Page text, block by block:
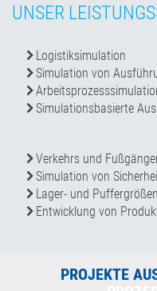
UNSER
Logistiksimulation
Simulation von
Simulationsbasierte
Verkehrs und
Simulation von
Lager- und
Entwicklung von
PROJEKTE